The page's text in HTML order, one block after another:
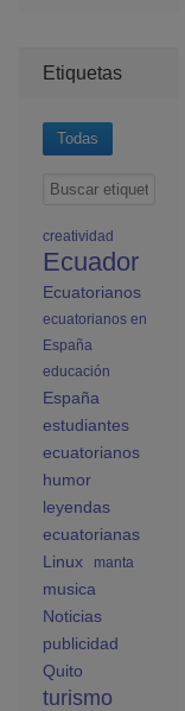
Etiquetas
Todas
creatividad
Ecuador
Ecuatorianos
ecuatorianos en
España
educación
España
estudiantes
ecuatorianos
humor
leyendas
ecuatorianas
Linux
manta
musica
Noticias
publicidad
Quito
turismo